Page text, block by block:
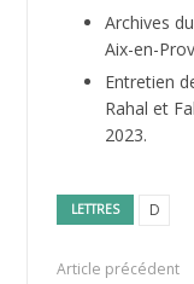
Archives
Aix-en-
Entretien
Rahal et
2023.
LETTRES D
Article précédent